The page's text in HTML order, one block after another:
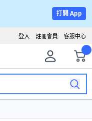
打開 App
客服中心
註冊會員
登入